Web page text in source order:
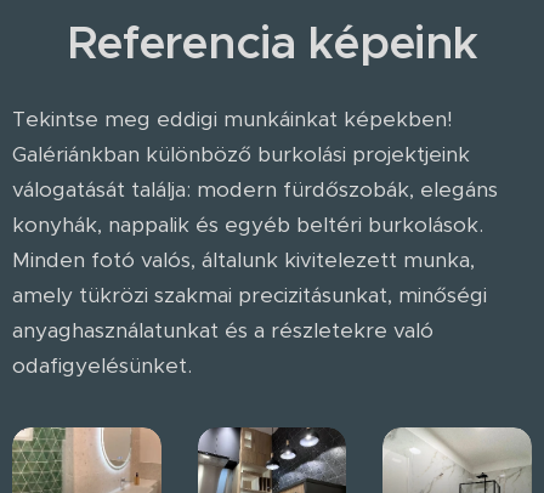
Referencia képeink
Tekintse meg eddigi munkáinkat képekben!
Galériánkban különböző burkolási projektjeink
válogatását találja: modern fürdőszobák, elegáns
konyhák, nappalik és egyéb beltéri burkolások.
Minden fotó valós, általunk kivitelezett munka,
amely tükrözi szakmai precizitásunkat, minőségi
anyaghasználatunkat és a részletekre való
odafigyelésünket.